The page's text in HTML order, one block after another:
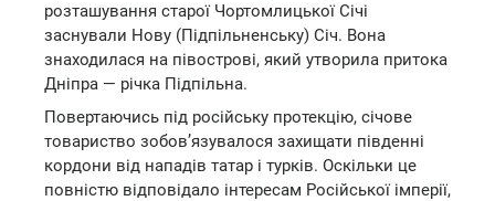
розташування старої Чортомлицької Січі
заснували Нову (Підпільненську) Січ. Вона
знаходилася на півострові, який утворила притока
Дніпра — річка Підпільна.
Повертаючись під російську протекцію, січове
товариство зобов’язувалося захищати південні
кордони від нападів татар і турків. Оскільки це
повністю відповідало інтересам Російської імперії,